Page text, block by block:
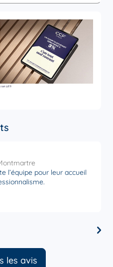
l’équipe pour leur accueil
professionnalisme.
les avis